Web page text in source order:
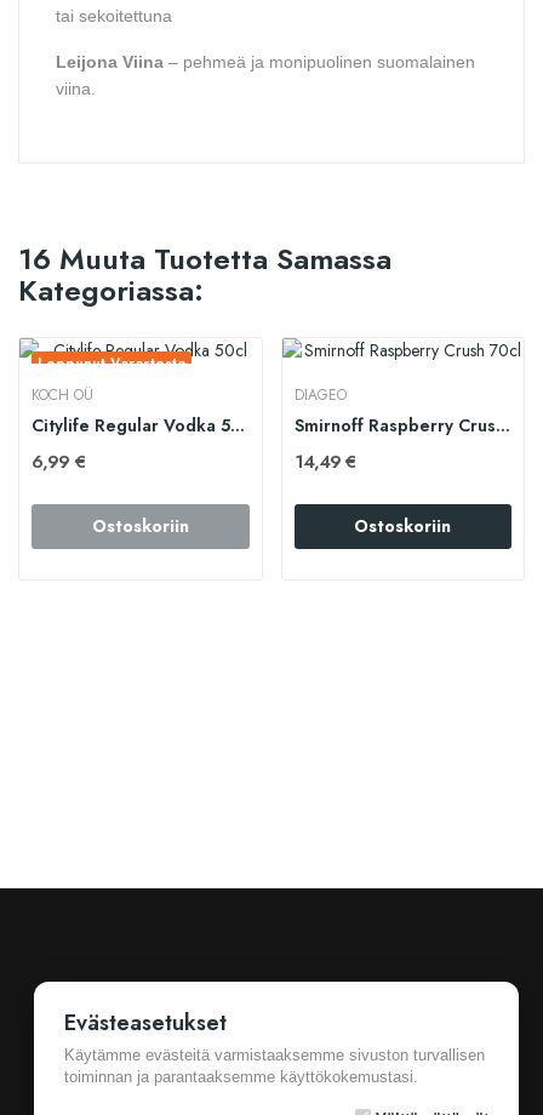
tai sekoitettuna
Leijona Viina – pehmeä ja monipuolinen suomalainen
viina.
16 Muuta Tuotetta Samassa
Kategoriassa:
Loppunut Varastosta
KOCH OÜ
Citylife Regular Vodka 50cl
6,99 €
Ostoskoriin
DIAGEO
Smirnoff Raspberry Crush 70cl
14,49 €
Ostoskoriin
Ostotiedot Cookie Settings
Yleiset sopimusehdot
Evästeasetukset
Käytämme evästeitä varmistaaksemme sivuston turvallisen
toiminnan ja parantaaksemme käyttökokemustasi.